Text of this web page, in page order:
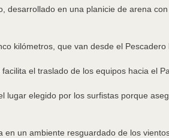
en una planicie de arena
kilómetros, que van desde el Pescadero
el traslado de los equipos hacia el
elegido por los surfistas porque
un ambiente resguardado de los